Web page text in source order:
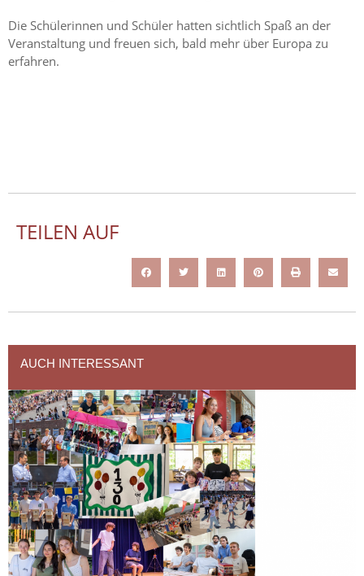
Die Schülerinnen und Schüler hatten sichtlich Spaß an der
Veranstaltung und freuen sich, bald mehr über Europa zu
erfahren.
TEILEN AUF
AUCH INTERESSANT